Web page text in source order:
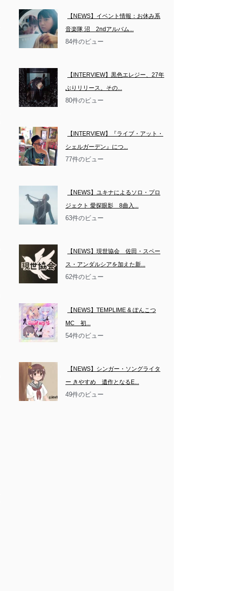
【NEWS】イベント情報：お休み系
音楽隊 沼　2ndアルバム...
84件のビュー
【INTERVIEW】黒色エレジー、27年
ぶりリリース。その...
80件のビュー
【INTERVIEW】『ライブ・アット・
シェルガーデン』につ...
77件のビュー
【NEWS】ユキナによるソロ・プロ
ジェクト 愛探眼影　8曲入...
63件のビュー
【NEWS】現世協会　佐田・スペー
ス・アンダルシアを加えた新...
62件のビュー
【NEWS】TEMPLIME & ぽんこつ
MC　初...
54件のビュー
【NEWS】シンガー・ソングライタ
ー きやすめ　遺作となるE...
49件のビュー